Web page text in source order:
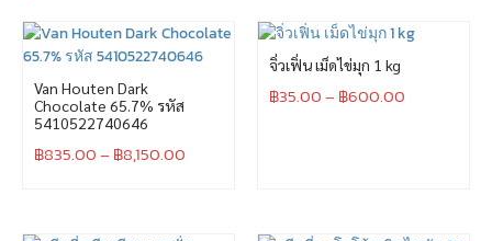
Van Houten Dark
Chocolate 65.7% รหัส
5410522740646
฿835.00– ฿8,150.00
จิ่วเฟิ่น เม็ดไข่มุก 1 kg
฿35.00– ฿600.00